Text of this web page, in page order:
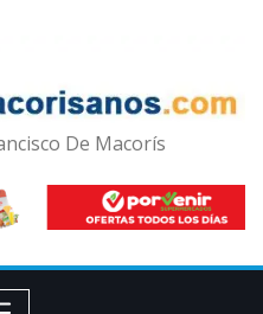
De Macorís